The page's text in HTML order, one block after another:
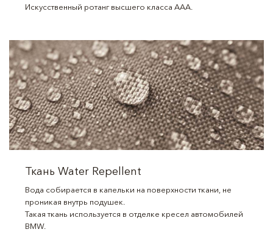
Искусственный ротанг высшего класса ААА.
Ткань Water Repellent
Вода собирается в капельки на поверхности ткани, не
проникая внутрь подушек.
Такая ткань используется в отделке кресел автомобилей
BMW.